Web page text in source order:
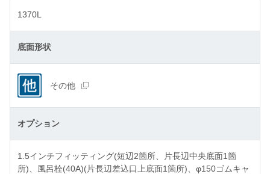
1370L
底面形状
その他
オプション
1.5インチフィッティング(短辺2箇所、片長辺中央底面1箇
所)、風呂栓(40A)(片長辺差込口上底面1箇所)、φ150ゴムキャ